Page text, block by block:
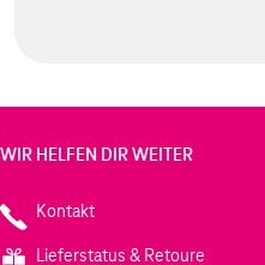
WIR HELFEN DIR WEITER
Kontakt
Lieferstatus & Retoure